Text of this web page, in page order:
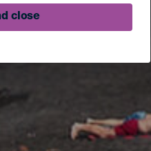
close